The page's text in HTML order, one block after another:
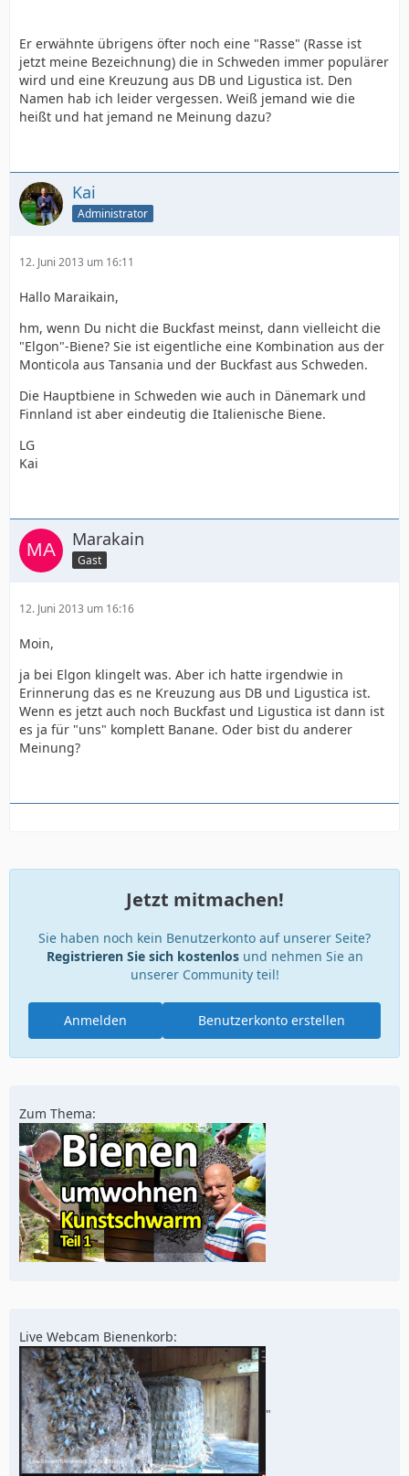
Er erwähnte übrigens öfter noch eine "Rasse" (Rasse ist
jetzt meine Bezeichnung) die in Schweden immer populärer
wird und eine Kreuzung aus DB und Ligustica ist. Den
Namen hab ich leider vergessen. Weiß jemand wie die
heißt und hat jemand ne Meinung dazu?
Kai
Administrator
12. Juni 2013 um 16:11
Hallo Maraikain,
hm, wenn Du nicht die Buckfast meinst, dann vielleicht die
"Elgon"-Biene? Sie ist eigentliche eine Kombination aus der
Monticola aus Tansania und der Buckfast aus Schweden.
Die Hauptbiene in Schweden wie auch in Dänemark und
Finnland ist aber eindeutig die Italienische Biene.
LG
Kai
Marakain
Gast
12. Juni 2013 um 16:16
Moin,
ja bei Elgon klingelt was. Aber ich hatte irgendwie in
Erinnerung das es ne Kreuzung aus DB und Ligustica ist.
Wenn es jetzt auch noch Buckfast und Ligustica ist dann ist
es ja für "uns" komplett Banane. Oder bist du anderer
Meinung?
Jetzt mitmachen!
Sie haben noch kein Benutzerkonto auf unserer Seite?
Registrieren Sie sich kostenlosund nehmen Sie an
unserer Community teil!
Benutzerkonto erstellen
Anmelden
Zum Thema:
Live Webcam Bienenkorb:
"